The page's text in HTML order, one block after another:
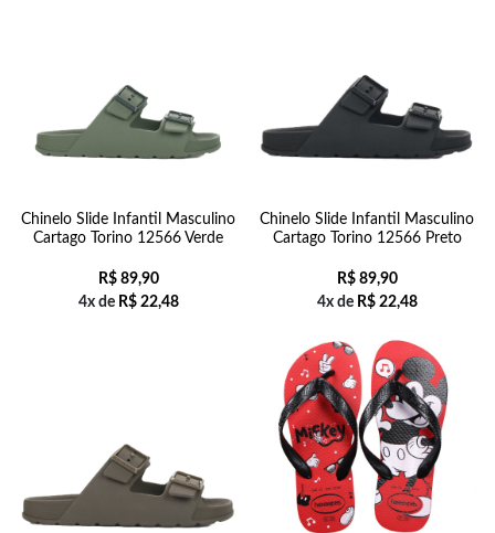
Chinelo Slide Infantil Masculino
Cartago Torino 12566 Verde
R$89,90
4x de R$22,48
Chinelo Slide Infantil Masculino
Cartago Torino 12566 Preto
R$89,90
4x de R$22,48